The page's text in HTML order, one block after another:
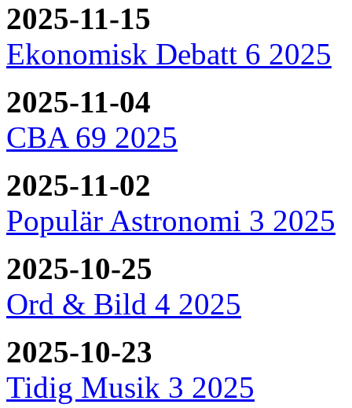
2025-11-15
Ekonomisk Debatt 6 2025
2025-11-04
CBA 69 2025
2025-11-02
Populär Astronomi 3 2025
2025-10-25
Ord & Bild 4 2025
2025-10-23
Tidig Musik 3 2025